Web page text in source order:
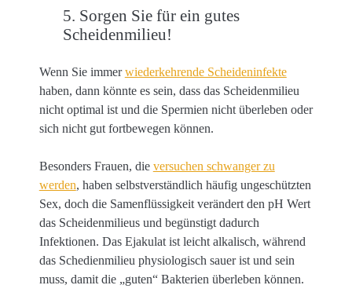
5. Sorgen Sie für ein gutes
Scheidenmilieu!
Wenn Sie immerwiederkehrende Scheideninfekte
haben, dann könnte es sein, dass das Scheidenmilieu
nicht optimal ist und die Spermien nicht überleben oder
sich nicht gut fortbewegen können.
Besonders Frauen, die versuchen schwanger zu
werden, haben selbstverständlich häufig ungeschützten
Sex, doch die Samenflüssigkeit verändert den pH Wert
das Scheidenmilieus und begünstigt dadurch
Infektionen. Das Ejakulat ist leicht alkalisch, während
das Schedienmilieu physiologisch sauer ist und sein
muss, damit die „guten“ Bakterien überleben können.